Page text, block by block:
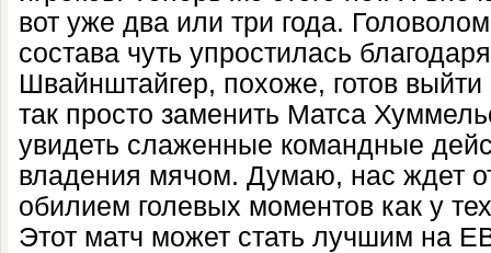
вот уже два или три года.
состава чуть упростилась
Швайнштайгер, похоже, готов
так просто заменить Матса
увидеть слаженные командные
владения мячом. Думаю, нас ждет
обилием голевых моментов как у
Этот матч может стать лучшим на